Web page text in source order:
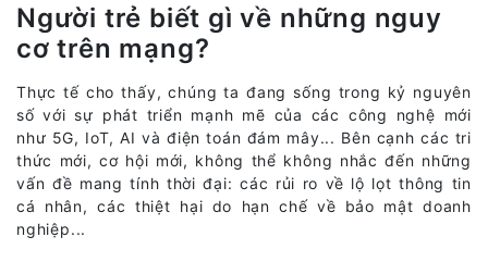
Người trẻ biết gì về những nguy
cơ trên mạng?
Thực tế cho thấy, chúng ta đang sống trong kỷ nguyên
số với sự phát triển mạnh mẽ của các công nghệ mới
như 5G, IoT, AI và điện toán đám mây... Bên cạnh các tri
thức mới, cơ hội mới, không thể không nhắc đến những
vấn đề mang tính thời đại: các rủi ro về lộ lọt thông tin
cá nhân, các thiệt hại do hạn chế về bảo mật doanh
nghiệp...